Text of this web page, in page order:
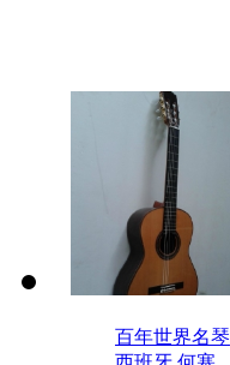
百年世界名琴